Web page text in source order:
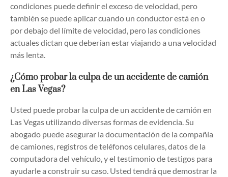
condiciones puede definir el exceso de velocidad, pero
también se puede aplicar cuando un conductor está en o
por debajo del límite de velocidad, pero las condiciones
actuales dictan que deberían estar viajando a una velocidad
más lenta.
¿Cómo probar la culpa de un accidente de camión
en Las Vegas?
Usted puede probar la culpa de un accidente de camión en
Las Vegas utilizando diversas formas de evidencia. Su
abogado puede asegurar la documentación de la compañía
de camiones, registros de teléfonos celulares, datos de la
computadora del vehículo, y el testimonio de testigos para
ayudarle a construir su caso. Usted tendrá que demostrar la